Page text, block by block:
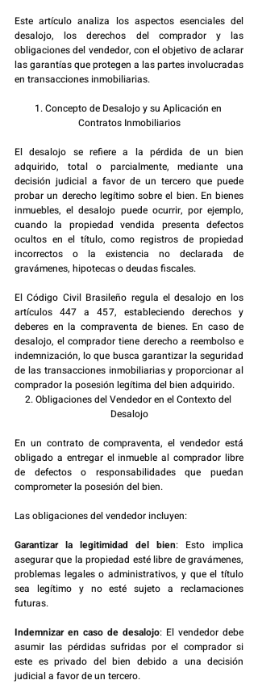
Este artículo analiza los aspectos esenciales del
desalojo, los derechos del comprador y las
obligaciones del vendedor, con el objetivo de aclarar
las garantías que protegen a las partes involucradas
en transacciones inmobiliarias.
1. Concepto de Desalojo y su Aplicación en
Contratos Inmobiliarios
El desalojo se refiere a la pérdida de un bien
adquirido, total o parcialmente, mediante una
decisión judicial a favor de un tercero que puede
probar un derecho legítimo sobre el bien. En bienes
inmuebles, el desalojo puede ocurrir, por ejemplo,
cuando la propiedad vendida presenta defectos
ocultos en el título, como registros de propiedad
incorrectos o la existencia no declarada de
gravámenes, hipotecas o deudas fiscales.
El Código Civil Brasileño regula el desalojo en los
artículos 447 a 457, estableciendo derechos y
deberes en la compraventa de bienes. En caso de
desalojo, el comprador tiene derecho a reembolso e
indemnización, lo que busca garantizar la seguridad
de las transacciones inmobiliarias y proporcionar al
comprador la posesión legítima del bien adquirido.
2. Obligaciones del Vendedor en el Contexto del
Desalojo
En un contrato de compraventa, el vendedor está
obligado a entregar el inmueble al comprador libre
de defectos o responsabilidades que puedan
comprometer la posesión del bien.
Las obligaciones del vendedor incluyen:
Garantizar la legitimidad del bien: Esto implica
asegurar que la propiedad esté libre de gravámenes,
problemas legales o administrativos, y que el título
sea legítimo y no esté sujeto a reclamaciones
futuras.
Indemnizar en caso de desalojo: El vendedor debe
asumir las pérdidas sufridas por el comprador si
este es privado del bien debido a una decisión
judicial a favor de un tercero.